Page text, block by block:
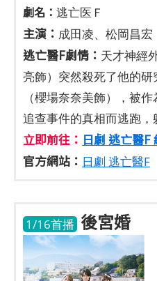
劇名： 逃亡医Ｆ
主演： 成田凌、松岡昌宏
逃亡醫F劇情： 天才神經
亮飾）突然殺死了他的
（櫻場奈奈美飾），被
追查事件的真相而逃跑，
立即前往： 日劇 逃亡醫F
官方網站： 日劇 逃亡醫F
1/16首播 後宮婚